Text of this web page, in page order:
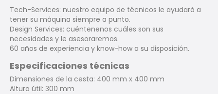
Tech-Services: nuestro equipo de técnicos le ayudará a
tener su máquina siempre a punto.
Design Services: cuéntenenos cuáles son sus
necesidades y le asesoraremos.
60 años de experiencia y know-how a su disposición.
Especificaciones técnicas
Dimensiones de la cesta: 400 mm x 400 mm
Altura útil: 300 mm